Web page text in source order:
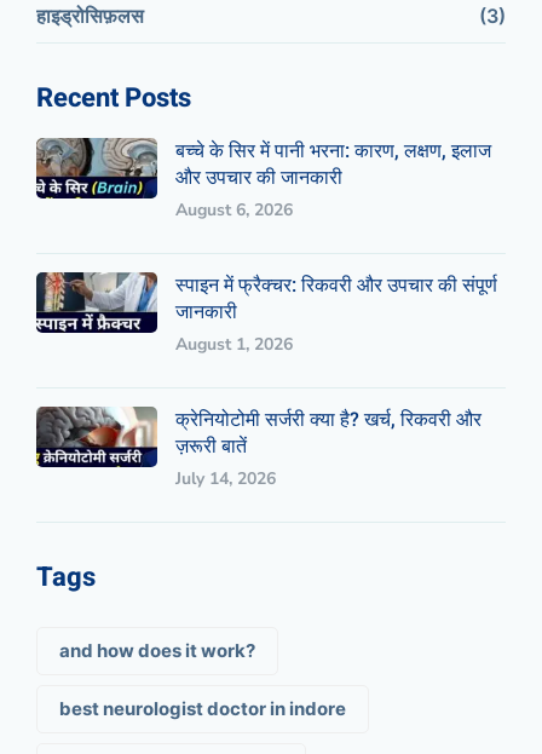
हाइड्रोसिफ़लस (3)
Recent Posts
बच्चे के सिर में पानी भरना: कारण, लक्षण, इलाज
और उपचार की जानकारी
August 6, 2026
स्पाइन में फ्रैक्चर: रिकवरी और उपचार की संपूर्ण
जानकारी
August 1, 2026
क्रेनियोटोमी सर्जरी क्या है? खर्च, रिकवरी और
ज़रूरी बातें
July 14, 2026
Tags
and how does it work?
best neurologist doctor in indore